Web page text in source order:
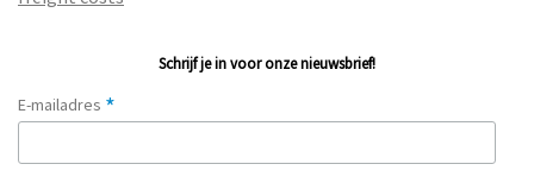
Schrijf je in voor onze nieuwsbrief!
E-mailadres *